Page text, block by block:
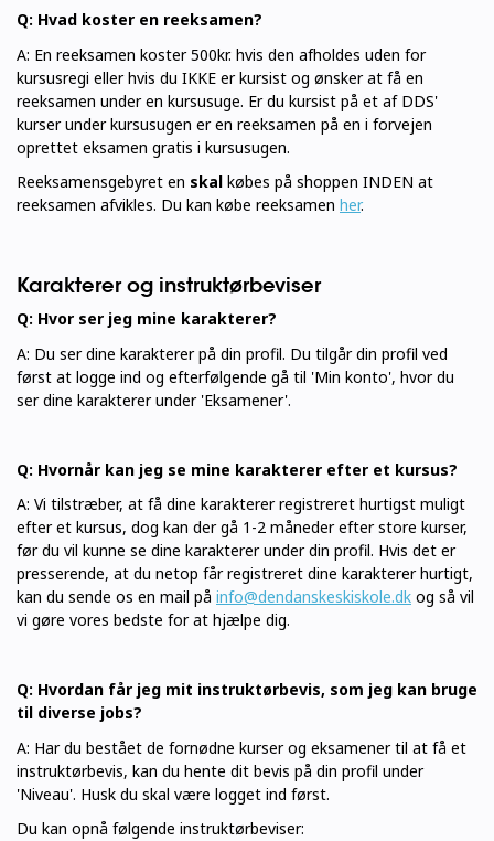
Q: Hvad koster en reeksamen?
A: En reeksamen koster 500kr. hvis den afholdes uden for
kursusregi eller hvis du IKKE er kursist og ønsker at få en
reeksamen under en kursusuge. Er du kursist på et af DDS'
kurser under kursusugen er en reeksamen på en i forvejen
oprettet eksamen gratis i kursusugen.
Reeksamensgebyret en skal købes på shoppen INDEN at
reeksamen afvikles. Du kan købe reeksamen her.
Karakterer og instruktørbeviser
Q: Hvor ser jeg mine karakterer?
A: Du ser dine karakterer på din profil. Du tilgår din profil ved
først at logge ind og efterfølgende gå til 'Min konto', hvor du
ser dine karakterer under 'Eksamener'.
Q: Hvornår kan jeg se mine karakterer efter et kursus?
A: Vi tilstræber, at få dine karakterer registreret hurtigst muligt
efter et kursus, dog kan der gå 1-2 måneder efter store kurser,
før du vil kunne se dine karakterer under din profil. Hvis det er
presserende, at du netop får registreret dine karakterer hurtigt,
kan du sende os en mail på info@dendanskeskiskole.dk og så vil
vi gøre vores bedste for at hjælpe dig.
Q: Hvordan får jeg mit instruktørbevis, som jeg kan bruge
til diverse jobs?
A: Har du bestået de fornødne kurser og eksamener til at få et
instruktørbevis, kan du hente dit bevis på din profil under
'Niveau'. Husk du skal være logget ind først.
Du kan opnå følgende instruktørbeviser: